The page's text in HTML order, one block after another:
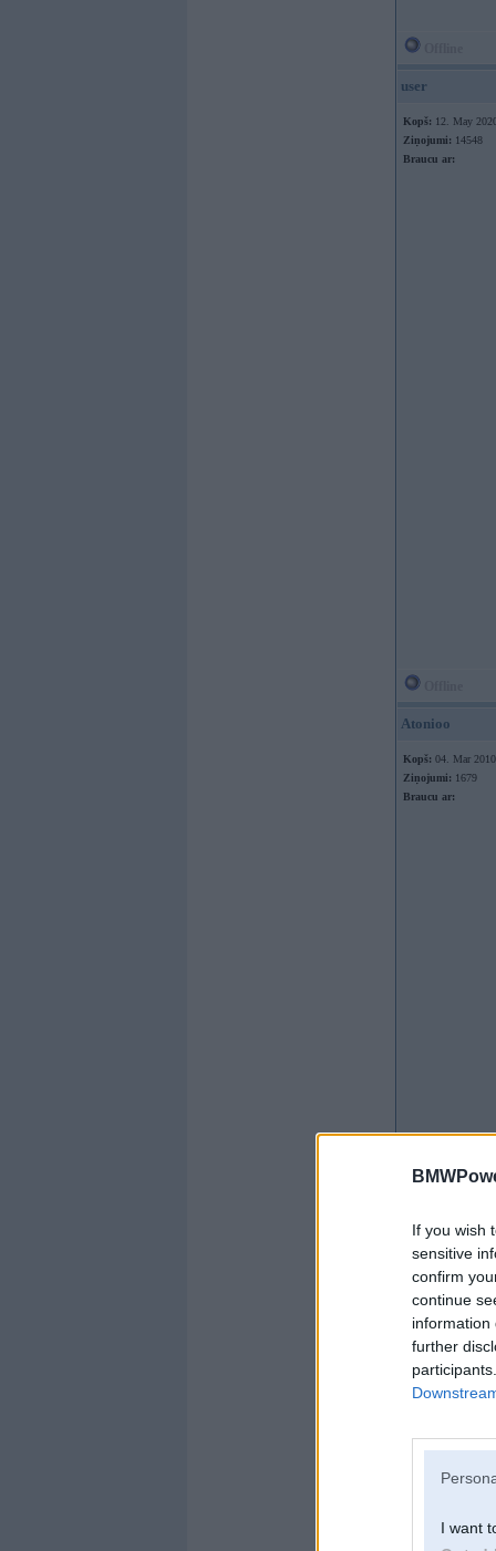
If you wish
sensitive
confirm
continue
information
further
I want
user
Kopš: 12. May
Ziņojumi: 14548
Braucu ar:
Atonioo
Kopš: 04. Mar 2010
Ziņojumi: 1679
Braucu ar:
12. May